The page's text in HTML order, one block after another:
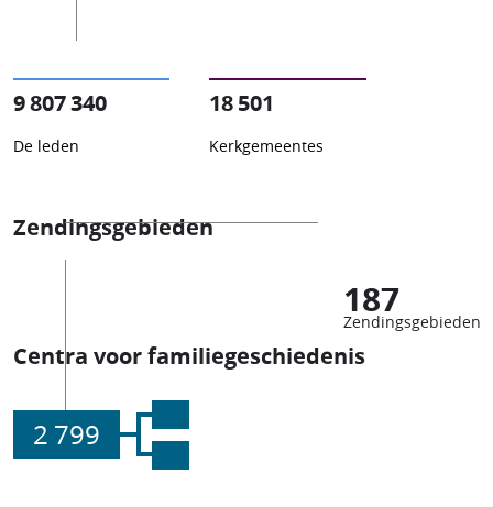
9 807 340
De leden
18 501
Kerkgemeentes
Zendingsgebieden
187
Zendingsgebieden
Centra voor familiegeschiedenis
2 799